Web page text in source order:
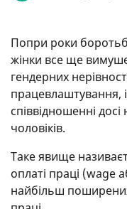
Попри роки
жінки все ще
гендерних
працевлаштування,
співвідношенні
чоловіків.
Таке явище
оплаті праці (wage
найбільш